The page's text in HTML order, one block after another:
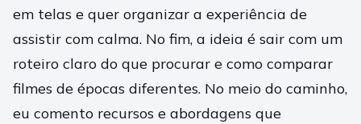
em telas e quer organizar a experiência de
assistir com calma. No fim, a ideia é sair com um
roteiro claro do que procurar e como comparar
filmes de épocas diferentes. No meio do caminho,
eu comento recursos e abordagens que